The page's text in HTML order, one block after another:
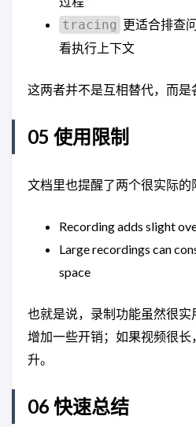
tracing 更适合排查
看执行上下文
这两者并不是互相替代，而是
05 使用限制
文档里也提醒了两个很实际的
Recording adds slight
Large recordings can
space
也就是说，录制功能虽然很
增加一些开销；如果视频很长
升。
06 快速总结